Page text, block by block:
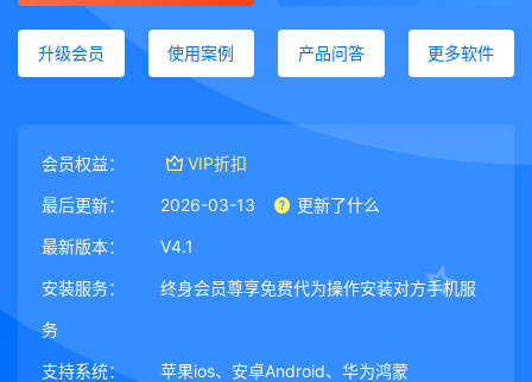
升级会员 使用案例 产品问答 更多软件
会员权益： VIP折扣
最后更新： 2026-03-13 更新了什么
最新版本： V4.1
安装服务： 终身会员尊享免费代为操作安装对方手机服
务
支持系统： 苹果ios、安卓Android、华为鸿蒙